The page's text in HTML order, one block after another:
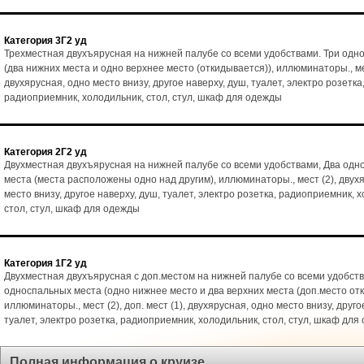
Категория 3Г2 уд
Трехместная двухъярусная на нижней палубе со всеми удобствами. Три
(два нижних места и одно верхнее место (откидывается)), иллюминаторы.,
двухярусная, одно место внизу, другое наверху, душ, туалет, электро розетка,
радиоприемник, холодильник, стол, стул, шкаф для одежды
Категория 2Г2 уд
Двухместная двухъярусная на нижней палубе со всеми удобствами, Два
места (места расположены одно над другим), иллюминаторы., мест (2),
место внизу, другое наверху, душ, туалет, электро розетка, радиоприемник,
стол, стул, шкаф для одежды
Категория 1Г2 уд
Двухместная двухъярусная с доп.местом на нижней палубе со всеми
односпальных места (одно нижнее место и два верхних места (доп.место
иллюминаторы., мест (2), доп. мест (1), двухярусная, одно место внизу,
туалет, электро розетка, радиоприемник, холодильник, стол, стул, шкаф